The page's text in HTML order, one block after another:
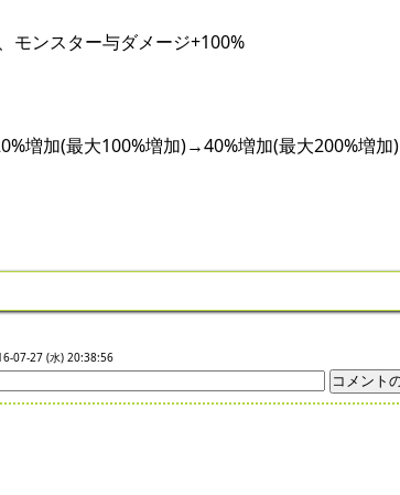
ンスター与ダメージ+100%
増加(最大100%増加)→40%増加(最大200%増加)
07-27 (水) 20:38:56